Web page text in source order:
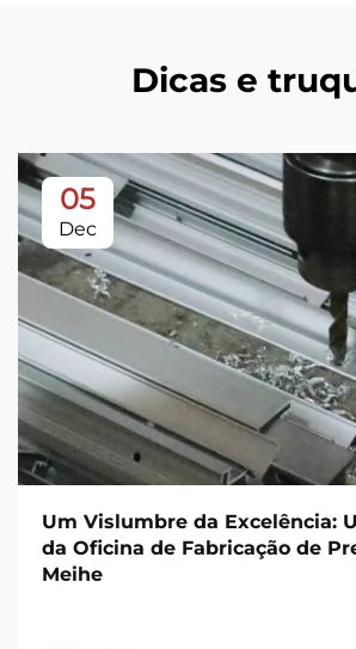
Dicas e
05
Dec
Um Vislumbre da Excelência:
da Oficina de Fabricação de
Meihe